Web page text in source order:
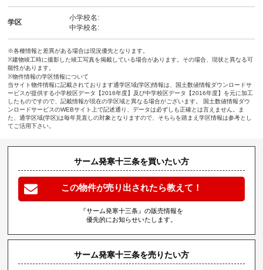
学区
小学校名:
中学校名:
※各種情報と差異がある場合は現況優先となります。
※建物竣工時に撮影した竣工写真を掲載している場合があります。その場合、現状と異なる可
能性があります。
※物件情報の学区情報について
当サイト物件情報に記載されております通学区域(学区)情報は、国土数値情報ダウンロードサ
ービスが提供する小学校区データ【2016年度】及び中学校区データ【2016年度】を元に加工
したものですので、記載情報が現在の学区域と異なる場合がございます。 国土数値情報ダウ
ンロードサービスのWEBサイト上で記述通り、データは必ずしも正確とは言えません。ま
た、通学区域(学区)は毎年見直しの対象となりますので、そちらを踏まえ学区情報は参考とし
てご活用下さい。
サーム発寒十三条を買いたい方
この物件が売り出されたら教えて！
『サーム発寒十三条』の販売情報を
優先的にお知らせいたします。
サーム発寒十三条を売りたい方